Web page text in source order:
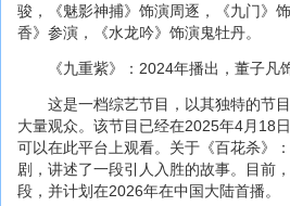
骏，《魅影神捕》饰演周逐，《九门》
香》参演，《水龙吟》饰演鬼牡丹。
《九重紫》：2024年播出，董子凡
这是一档综艺节目，以其独特的节
大量观众。该节目已经在2025年4月18
可以在此平台上观看。关于《百花杀》
剧，讲述了一段引人入胜的故事。目前
段，并计划在2026年在中国大陆首播。